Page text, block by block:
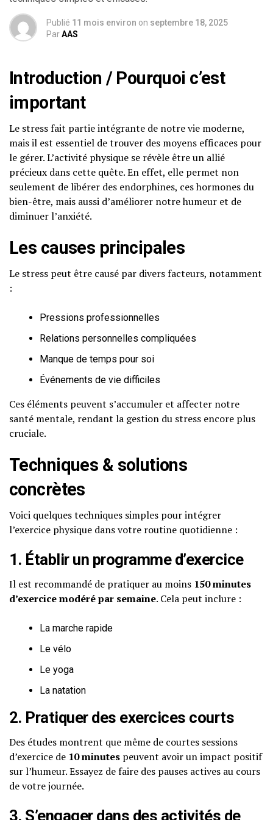
Publié 11 mois environ on septembre 18, 2025
ParAAS
Introduction / Pourquoi c’est
important
Le stress fait partie intégrante de notre vie moderne,
mais il est essentiel de trouver des moyens efficaces pour
le gérer. L’activité physique se révèle être un allié
précieux dans cette quête. En effet, elle permet non
seulement de libérer des endorphines, ces hormones du
bien-être, mais aussi d’améliorer notre humeur et de
diminuer l’anxiété.
Les causes principales
Le stress peut être causé par divers facteurs, notamment
:
Pressions professionnelles
Relations personnelles compliquées
Manque de temps pour soi
Événements de vie difficiles
Ces éléments peuvent s’accumuler et affecter notre
santé mentale, rendant la gestion du stress encore plus
cruciale.
Techniques & solutions
concrètes
Voici quelques techniques simples pour intégrer
l’exercice physique dans votre routine quotidienne :
1. Établir un programme d’exercice
Il est recommandé de pratiquer au moins 150 minutes
d’exercice modéré par semaine. Cela peut inclure :
La marche rapide
Le vélo
Le yoga
La natation
2. Pratiquer des exercices courts
Des études montrent que même de courtes sessions
d’exercice de 10 minutes peuvent avoir un impact positif
sur l’humeur. Essayez de faire des pauses actives au cours
de votre journée.
3. S’engager dans des activités de